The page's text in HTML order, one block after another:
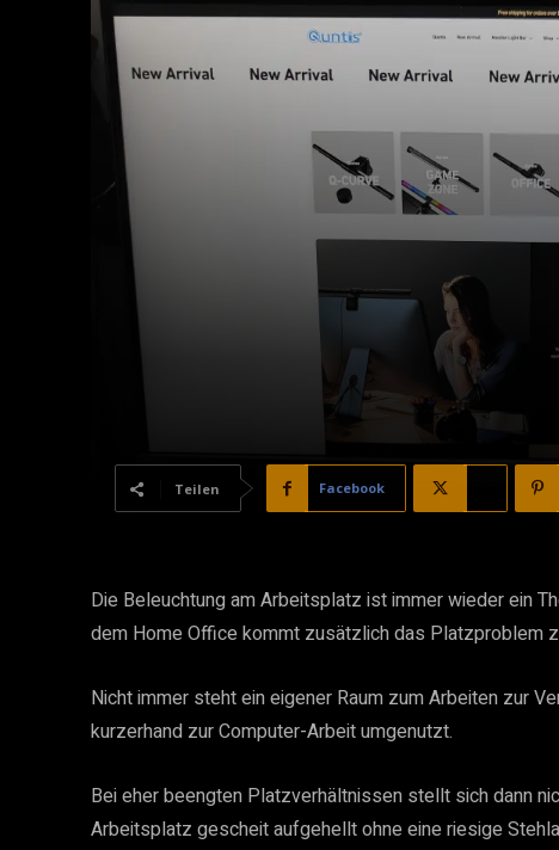
Teilen Facebook
Die Beleuchtung am Arbeitsplatz ist immer wieder ein
dem Home Office kommt zusätzlich das Platzproblem
Nicht immer steht ein eigener Raum zum Arbeiten zur
kurzerhand zur Computer-Arbeit umgenutzt.
Bei eher beengten Platzverhältnissen stellt sich dann
Arbeitsplatz gescheit aufgehellt ohne eine riesige